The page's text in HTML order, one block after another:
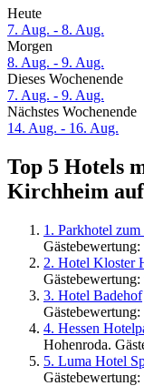
Heute
7. Aug. - 8. Aug.
Morgen
8. Aug. - 9. Aug.
Dieses Wochenende
7. Aug. - 9. Aug.
Nächstes Wochenende
14. Aug. - 16. Aug.
Top 5 Hotels
Kirchheim
1. Parkhotel zum
2. Hotel Kloster
3. Hotel Badehof
4. Hessen
Hohenroda.
5. Luma Hotel